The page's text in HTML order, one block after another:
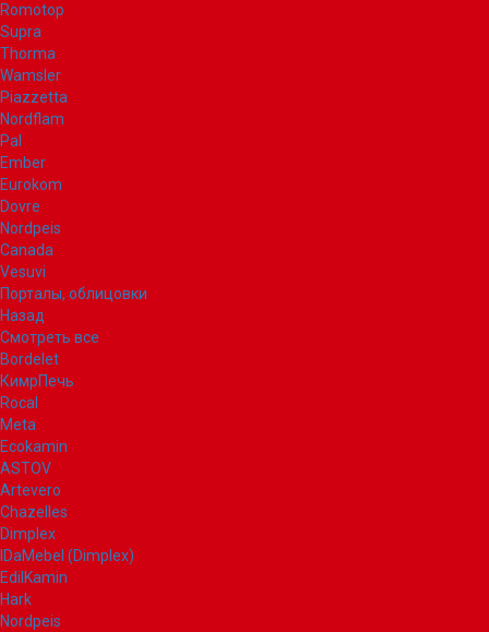
Romotop
Supra
Thorma
Wamsler
Piazzetta
Nordflam
Pal
Ember
Eurokom
Dovre
Nordpeis
Canada
Vesuvi
Порталы, облицовки
Назад
Смотреть все
Bordelet
КимрПечь
Rocal
Meta
Ecokamin
ASTOV
Artevero
Chazelles
Dimplex
IDaMebel (Dimplex)
EdilKamin
Hark
Nordpeis